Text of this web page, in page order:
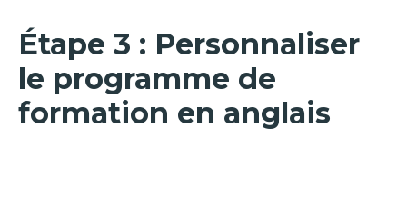
Étape 3 : Personnaliser
le programme de
formation en anglais